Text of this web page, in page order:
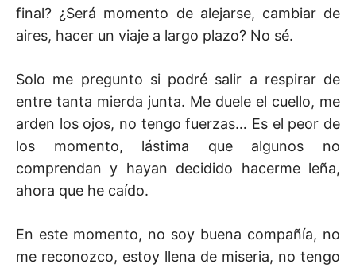
final? ¿Será momento de alejarse, cambiar de
aires, hacer un viaje a largo plazo? No sé.
Solo me pregunto si podré salir a respirar de
entre tanta mierda junta. Me duele el cuello, me
arden los ojos, no tengo fuerzas… Es el peor de
los momento, lástima que algunos no
comprendan y hayan decidido hacerme leña,
ahora que he caído.
En este momento, no soy buena compañía, no
me reconozco, estoy llena de miseria, no tengo